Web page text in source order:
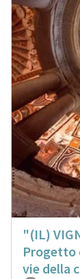
"(IL)
Progetto
vie della